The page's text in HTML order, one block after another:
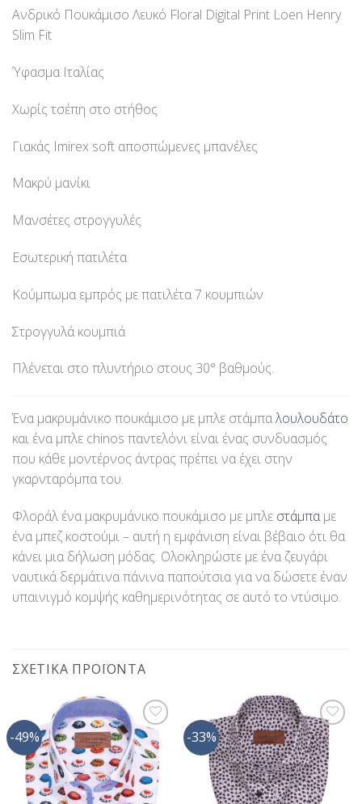
Ανδρικό Πουκάμισο Λευκό Floral Digital Print Loen Henry
Slim Fit
Ύφασμα Ιταλίας
Χωρίς τσέπη στο στήθος
Γιακάς Imirex soft αποσπώμενες μπανέλες
Μακρύ μανίκι
Μανσέτες στρογγυλές
Εσωτερική πατιλέτα
Κούμπωμα εμπρός με πατιλέτα 7 κουμπιών
Στρογγυλά κουμπιά
Πλένεται στο πλυντήριο στους 30° βαθμούς.
Ένα μακρυμάνικο πουκάμισο με μπλε στάμπαλουλουδάτο
και ένα μπλε chinos παντελόνι είναι ένας συνδυασμός
που κάθε μοντέρνος άντρας πρέπει να έχει στην
γκαρνταρόμπα του.
Φλοράλ ένα μακρυμάνικο πουκάμισο με μπλε στάμπα με
ένα μπεζ κοστούμι – αυτή η εμφάνιση είναι βέβαιο ότι θα
κάνει μια δήλωση μόδας. Ολοκληρώστε με ένα ζευγάρι
ναυτικά δερμάτινα πάνινα παπούτσια για να δώσετε έναν
υπαινιγμό κομψής καθημερινότητας σε αυτό το ντύσιμο.
ΣΧΕΤΙΚΆ ΠΡΟΪΌΝΤΑ
-49%
Προσθήκη
στη Λίστα
Επιθυμίας
-33%
Προσθήκη
στη Λίστα
Επιθυμίας